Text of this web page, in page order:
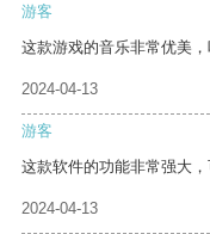
游客
这款游戏的音乐非常优美，
2024-04-13
游客
这款软件的功能非常强大
2024-04-13